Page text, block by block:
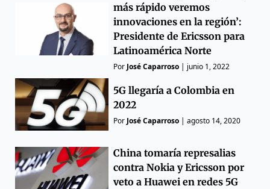
más rápido veremos
innovaciones en la región’:
Presidente de Ericsson para
Latinoamérica Norte
Por José Caparroso | junio 1, 2022
5G llegaría a Colombia en
2022
Por José Caparroso |agosto 14, 2020
China tomaría represalias
contra Nokia y Ericsson por
veto a Huawei en redes 5G